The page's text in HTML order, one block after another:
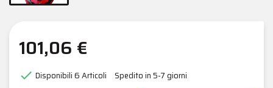
101,06 €
 Disponibili6 Articoli Spedito in 5-7 giorni